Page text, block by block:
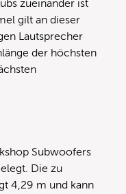
zueinander ist
gilt an dieser
Lautsprecher
der höchsten
Subwoofers
Die zu
4,29 m und kann